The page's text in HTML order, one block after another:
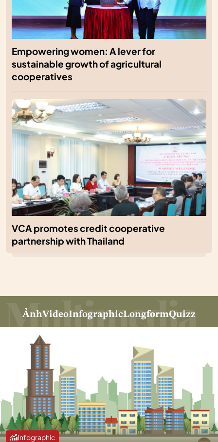
Empowering women: A lever for
sustainable growth of agricultural
cooperatives
VCA promotes credit cooperative
partnership with Thailand
ẢnhVideoInfographicLongformQuizz
Infographic